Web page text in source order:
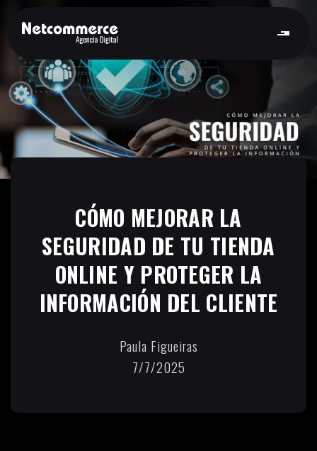
CÓMO MEJORAR LA
SEGURIDAD DE TU TIENDA
ONLINE Y PROTEGER LA
INFORMACIÓN DEL CLIENTE
Paula Figueiras
7/7/2025